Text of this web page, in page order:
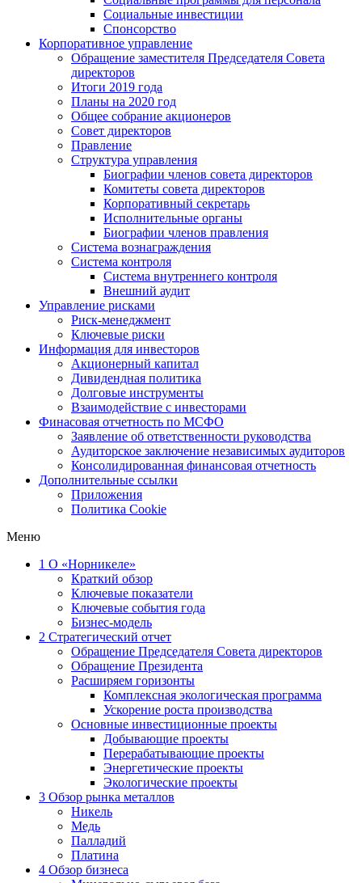
Социальные инвестиции
Спонсорство
Корпоративное управление
Обращение заместителя Председателя Совета
директоров
Итоги 2019 года
Планы на 2020 год
Общее собрание акционеров
Совет директоров
Правление
Структура управления
Биографии членов совета директоров
Комитеты совета директоров
Корпоративный секретарь
Исполнительные органы
Биографии членов правления
Система вознаграждения
Система контроля
Система внутреннего контроля
Внешний аудит
Управление рисками
Риск-менеджмент
Ключевые риски
Информация для инвесторов
Акционерный капитал
Дивидендная политика
Долговые инструменты
Взаимодействие с инвеcторами
Финасовая отчетность по МСФО
Заявление об ответственности руководства
Аудиторское заключение независимых аудиторов
Консолидированная финансовая отчетность
Дополнительные ссылки
Приложения
Политика Cookie
Меню
1 О «Норникеле»
Краткий обзор
Ключевые показатели
Ключевые события года
Бизнес-модель
2 Стратегический отчет
Обращение Председателя Совета директоров
Обращение Президента
Расширяем горизонты
Комплексная экологическая программа
Ускорение роста производства
Основные инвестиционные проекты
Добывающие проекты
Перерабатывающие проекты
Энергетические проекты
Экологические проекты
3 Обзор рынка металлов
Никель
Медь
Палладий
Платина
4 Обзор бизнеса